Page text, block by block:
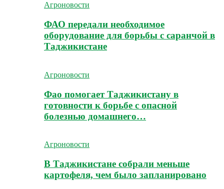
Агроновости
ФАО передали необходимое
оборудование для борьбы с саранчой в
Таджикистане
Агроновости
Фао помогает Таджикистану в
готовности к борьбе с опасной
болезнью домашнего…
Агроновости
В Таджикистане собрали меньше
картофеля, чем было запланировано